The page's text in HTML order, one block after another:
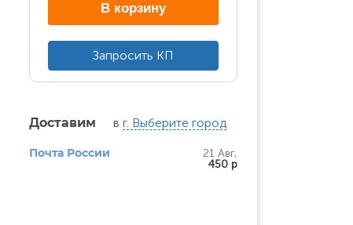
В корзину
Запросить КП
Доставим в г. Выберите город
Почта России
21 Авг,
450 р